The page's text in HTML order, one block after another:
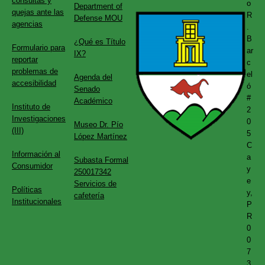
quejas ante las
agencias
Formulario para
reportar
problemas de
accesibilidad
Instituto de
Investigaciones
(III)
Información al
Consumidor
Políticas
Institucionales
Department of
Defense MOU
¿Qué es Título
IX?
Agenda del
Senado
Académico
Museo Dr. Pío
López Martínez
Subasta Formal
250017342
Servicios de
cafetería
o
R
B
ar
c
el
ó
#
2
0
5
C
a
y
e
y,
P
R
0
0
7